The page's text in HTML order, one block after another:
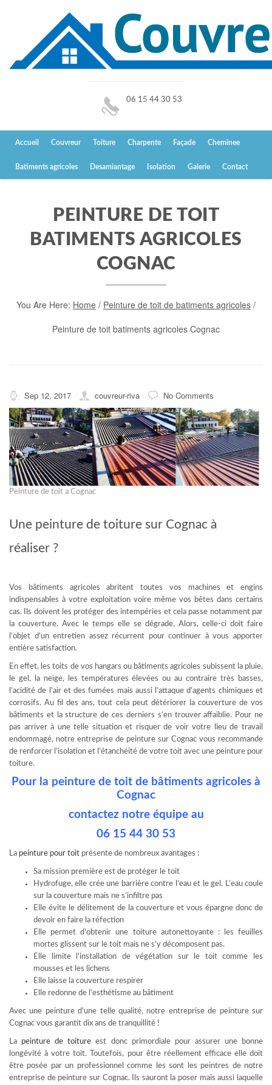
06 15 44 30 53
Accueil Couvreur Toiture Charpente Façade Cheminee
Batiments agricoles Desamiantage Isolation Galerie Contact
PEINTURE DE TOIT
BATIMENTS AGRICOLES
COGNAC
You Are Here: Home / Peinture de toit de batiments agricoles /
Peinture de toit batiments agricoles Cognac
Sep 12, 2017 couvreur-riva No Comments
Peinture de toit a Cognac
Une peinture de toiture sur Cognac à
réaliser ?
Vos bâtiments agricoles abritent toutes vos machines et engins
indispensables à votre exploitation voire même vos bêtes dans certains
cas. Ils doivent les protéger des intempéries et cela passe notamment par
la couverture. Avec le temps elle se dégrade. Alors, celle-ci doit faire
l’objet d’un entretien assez récurrent pour continuer à vous apporter
entière satisfaction.
En effet, les toits de vos hangars ou bâtiments agricoles subissent la pluie,
le gel, la neige, les températures élevées ou au contraire très basses,
l’acidité de l’air et des fumées mais aussi l’attaque d’agents chimiques et
corrosifs. Au fil des ans, tout cela peut détériorer la couverture de vos
bâtiments et la structure de ces derniers s’en trouver affaiblie. Pour ne
pas arriver à une telle situation et risquer de voir votre lieu de travail
endommagé, notre entreprise de peinture sur Cognac vous recommande
de renforcer l’isolation et l’étanchéité de votre toit avec une peinture pour
toiture.
Pour la peinture de toit de bâtiments agricoles à
Cognac
contactez notre équipe au
06 15 44 30 53
La peinture pour toit présente de nombreux avantages :
Sa mission première est de protéger le toit
Hydrofuge, elle crée une barrière contre l’eau et le gel. L’eau coule
sur la couverture mais ne s’infiltre pas
Elle évite le délitement de la couverture et vous épargne donc de
devoir en faire la réfection
Elle permet d’obtenir une toiture autonettoyante : les feuilles
mortes glissent sur le toit mais ne s’y décomposent pas.
Elle limite l’installation de végétation sur le toit comme les
mousses et les lichens
Elle laisse la couverture respirer
Elle redonne de l’esthétisme au bâtiment
Avec une peinture d’une telle qualité, notre entreprise de peinture sur
Cognac vous garantit dix ans de tranquillité !
La peinture de toiture est donc primordiale pour assurer une bonne
longévité à votre toit. Toutefois, pour être réellement efficace elle doit
être posée par un professionnel comme les sont les peintres de notre
entreprise de peinture sur Cognac. Ils sauront la poser mais aussi laquelle